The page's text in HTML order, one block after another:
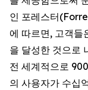
인 포레스터
에 따르면, 고객
을 달성한 것으로
전 세계적으로
의 사용자가 수십